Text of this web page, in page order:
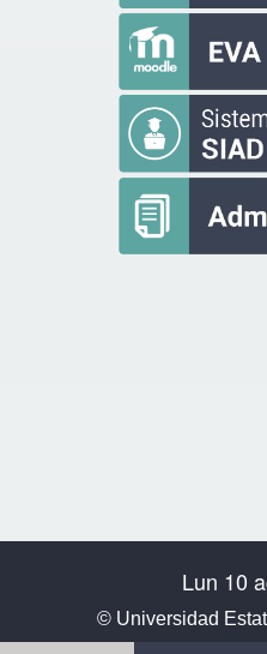
Lun 10
© Universidad